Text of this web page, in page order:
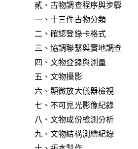
貳、古物調查程序與步驟
一、十三件古物分類
二、確認登錄卡格式
三、協調聯繫與實地調查
四、文物登錄與測量
五、文物攝影
六、顯微放大儀器檢視
七、不可見光影像紀錄
八、文物成份檢測分析
九、文物結構測繪紀錄